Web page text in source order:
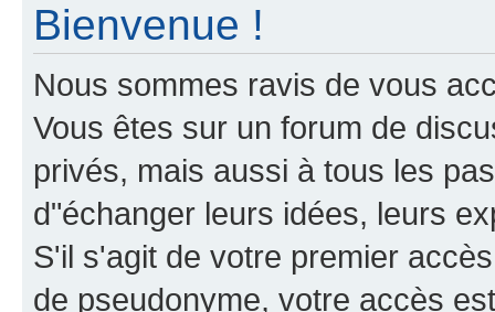
Bienvenue !
Nous sommes ravis de vous
Vous êtes sur un forum de
privés, mais aussi à tous les
d"échanger leurs idées, leurs
S'il s'agit de votre premier
de pseudonyme, votre accès